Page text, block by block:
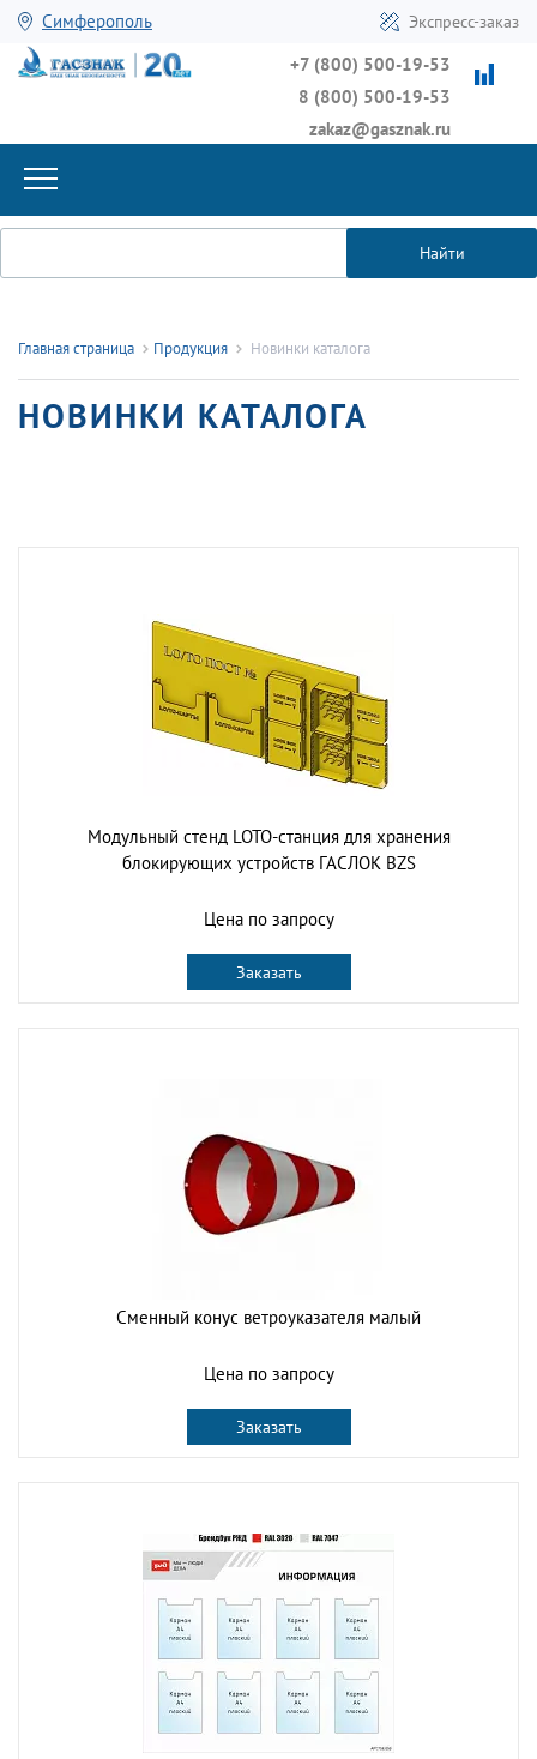
Симферополь Экспресс-заказ
+7 (800) 500-19-53
8 (800) 500-19-53
zakaz@gasznak.ru
Найти
Главная страница Продукция Новинки каталога
НОВИНКИ КАТАЛОГА
Модульный стенд LOTO-станция для хранения
блокирующих устройств ГАСЛОК BZS
Цена по запросу
Заказать
Сменный конус ветроуказателя малый
Цена по запросу
Заказать